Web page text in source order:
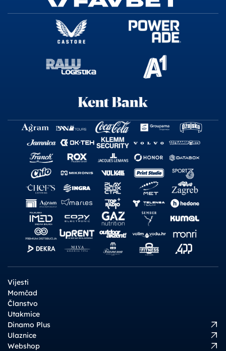
Vijesti
Momčad
Članstvo
Utakmice
Dinamo Plus
Ulaznice
Webshop